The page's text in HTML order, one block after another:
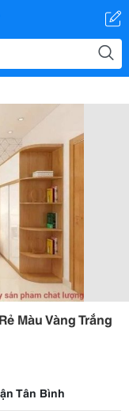
Màu Vàng Trắng
Tân Bình